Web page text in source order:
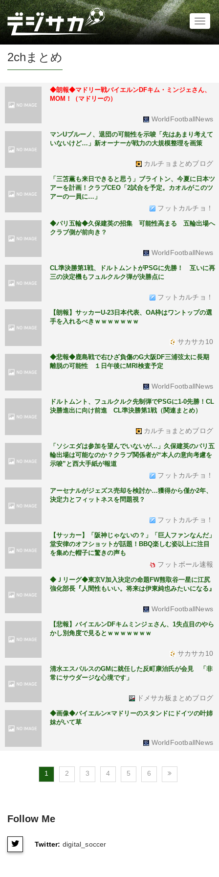
2chまとめ
◆朗報◆マドリー戦バイエルンDFキム・ミンジェさん、
MOM！（マドリーの）
WorldFootballNews
マンUブルーノ、退団の可能性を示唆「先はあまり考えて
いないけど…」新オーナーが戦力の大規模整理を画策
カルチョまとめブログ
「三笘薫も来日できると思う」ブライトン、今夏に日本ツ
アーを計画！クラブCEO「2試合を予定。カオルがこのツ
アーの一員に…」
フットカルチョ！
◆パリ五輪◆久保建英の招集 可能性高まる 五輪出場へ
クラブ側が前向き？
WorldFootballNews
CL準決勝第1戦、ドルトムントがPSGに先勝！ 互いに再
三の決定機もフュルクルク弾が決勝点に
フットカルチョ！
【朗報】サッカーU‐23日本代表、OA枠はワントップの選
手を入れるべきｗｗｗｗｗｗｗ
サカサカ10
◆悲報◆鹿島戦で右ひざ負傷のG大阪DF三浦弦太に長期
離脱の可能性 １日午後にMRI検査予定
WorldFootballNews
ドルトムント、フュルクルク先制弾でPSGに1-0先勝！CL
決勝進出に向け前進 CL準決勝第1戦（関連まとめ）
カルチョまとめブログ
「ソシエダは参加を望んでいないが...」久保建英のパリ五
輪出場は可能なのか？クラブ関係者が“本人の意向考慮を
示唆”と西大手紙が報道
フットカルチョ！
アーセナルがジェズス売却を検討か…獲得から僅か2年、
決定力とフィットネスを問題視？
フットカルチョ！
【サッカー】「阪神じゃないの？」「巨人ファンなんだ」
堂安律のオフショットが話題！BBQ楽しむ姿以上に注目
を集めた帽子に驚きの声も
フットボール速報
◆Ｊリーグ◆東京V加入決定の命題FW熊取谷一星に江尻
強化部長『人間性もいい。将来は伊東純也みたいになる』
WorldFootballNews
【悲報】バイエルンDFキムミンジェさん、1失点目のやら
かし別角度で見るとｗｗｗｗｗｗｗ
サカサカ10
清水エスパルスのGMに就任した反町康治氏が会見 「非
常にサウダージな心境です」
ドメサカ板まとめブログ
◆画像◆バイエルン×マドリーのスタンドにドイツの叶姉
妹がいて草
WorldFootballNews
1 2 3 4 5 6
Follow Me
Twitter: digital_soccer